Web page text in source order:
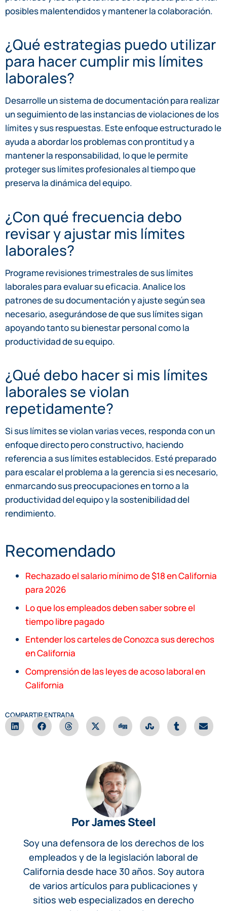
posibles malentendidos y mantener la colaboración.
¿Qué estrategias puedo utilizar
para hacer cumplir mis límites
laborales?
Desarrolle un sistema de documentación para realizar
un seguimiento de las instancias de violaciones de los
límites y sus respuestas. Este enfoque estructurado le
ayuda a abordar los problemas con prontitud y a
mantener la responsabilidad, lo que le permite
proteger sus límites profesionales al tiempo que
preserva la dinámica del equipo.
¿Con qué frecuencia debo
revisar y ajustar mis límites
laborales?
Programe revisiones trimestrales de sus límites
laborales para evaluar su eficacia. Analice los
patrones de su documentación y ajuste según sea
necesario, asegurándose de que sus límites sigan
apoyando tanto su bienestar personal como la
productividad de su equipo.
¿Qué debo hacer si mis límites
laborales se violan
repetidamente?
Si sus límites se violan varias veces, responda con un
enfoque directo pero constructivo, haciendo
referencia a sus límites establecidos. Esté preparado
para escalar el problema a la gerencia si es necesario,
enmarcando sus preocupaciones en torno a la
productividad del equipo y la sostenibilidad del
rendimiento.
Recomendado
Rechazado el salario mínimo de $18 en California
para 2026
Lo que los empleados deben saber sobre el
tiempo libre pagado
Entender los carteles de Conozca sus derechos
en California
Comprensión de las leyes de acoso laboral en
California
COMPARTIR ENTRADA
Por James Steel
Soy una defensora de los derechos de los
empleados y de la legislación laboral de
California desde hace 30 años. Soy autora
de varios artículos para publicaciones y
sitios web especializados en derecho